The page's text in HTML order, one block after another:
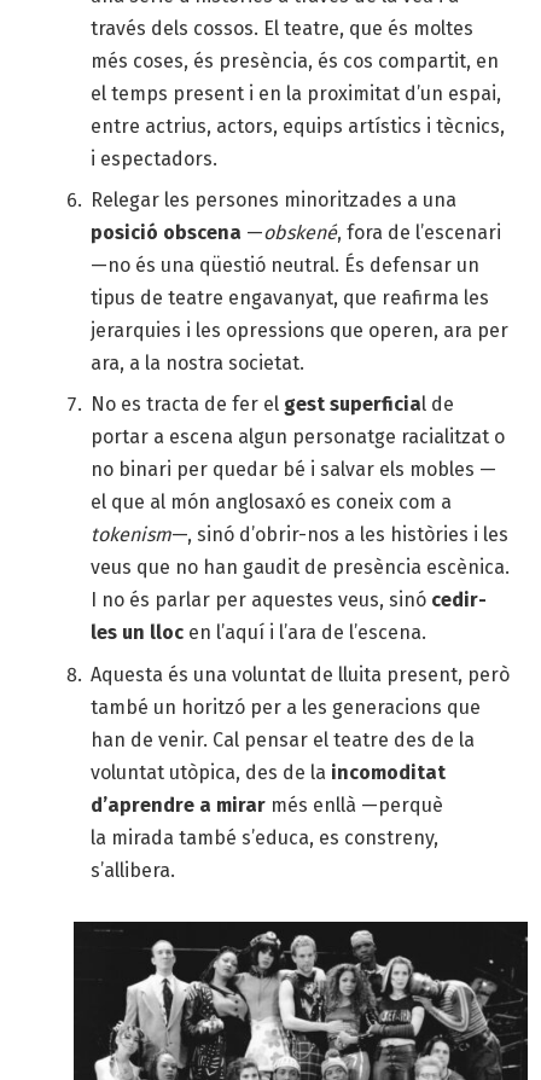
través dels cossos. El teatre, que és moltes
més coses, és presència, és cos compartit, en
el temps present i en la proximitat d’un espai,
entre actrius, actors, equips artístics i tècnics,
i espectadors.
Relegar les persones minoritzades a una
posició obscena —obskené, fora de l’escenari
—no és una qüestió neutral. És defensar un
tipus de teatre engavanyat, que reafirma les
jerarquies i les opressions que operen, ara per
ara, a la nostra societat.
No es tracta de fer el gest superficial de
portar a escena algun personatge racialitzat o
no binari per quedar bé i salvar els mobles —
el que al món anglosaxó es coneix com a
tokenism—, sinó d’obrir-nos a les històries i les
veus que no han gaudit de presència escènica.
I no és parlar per aquestes veus, sinó cedir-
les un lloc en l’aquí i l’ara de l’escena.
Aquesta és una voluntat de lluita present, però
també un horitzó per a les generacions que
han de venir. Cal pensar el teatre des de la
voluntat utòpica, des de la incomoditat
d’aprendre a mirar més enllà —perquè
la mirada també s’educa, es constreny,
s’allibera.